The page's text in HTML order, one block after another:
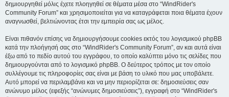
δημιουργηθεί μόλις έχετε πλοηγηθεί σε θέματα μέσα στο “WindRider's
Community Forum” και χρησιμοποιείται για να καταγράφεται ποια θέματα έχουν
αναγνωσθεί, βελτιώνοντας έτσι την εμπειρία σας ως μέλος.
Είναι πιθανόν επίσης να δημιουργήσουμε cookies εκτός του λογισμικού phpBB
κατά την πλοήγησή σας στο “WindRider's Community Forum”, αν και αυτά είναι
έξω από το πεδίο αυτού του εγγράφου, το οποίο καλύπτει μόνο τις σελίδες που
δημιουργούνται από το λογισμικό phpBB. Ο δεύτερος τρόπος με τον οποίο
συλλέγουμε τις πληροφορίες σας είναι με βάση το υλικό που μας υποβάλετε.
Αυτό μπορεί να περιλαμβάνει και να μην περιορίζεται σε: δημοσιεύσεις σαν
ανώνυμο μέλος (εφεξής “ανώνυμες δημοσιεύσεις”), εγγραφή στο “WindRider's